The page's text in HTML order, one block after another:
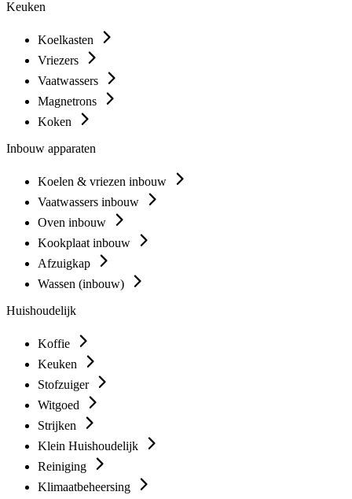
Keuken
Koelkasten
Vriezers
Vaatwassers
Magnetrons
Koken
Inbouw apparaten
Koelen & vriezen inbouw
Vaatwassers inbouw
Oven inbouw
Kookplaat inbouw
Afzuigkap
Wassen (inbouw)
Huishoudelijk
Koffie
Keuken
Stofzuiger
Witgoed
Strijken
Klein Huishoudelijk
Reiniging
Klimaatbeheersing